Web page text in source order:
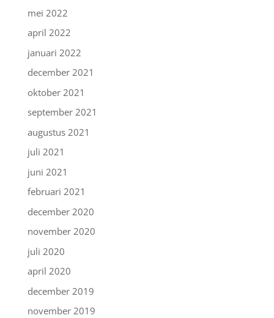
mei 2022
april 2022
januari 2022
december 2021
oktober 2021
september 2021
augustus 2021
juli 2021
juni 2021
februari 2021
december 2020
november 2020
juli 2020
april 2020
december 2019
november 2019